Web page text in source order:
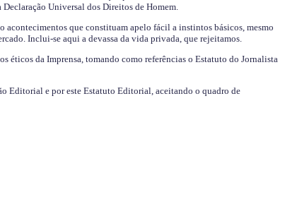
Universal dos Direitos de Homem.
acontecimentos que constituam apelo fácil a instintos básicos, mesmo
Inclui-se aqui a devassa da vida privada, que rejeitamos.
éticos da Imprensa, tomando como referências o Estatuto do Jornalista
Editorial e por este Estatuto Editorial, aceitando o quadro de